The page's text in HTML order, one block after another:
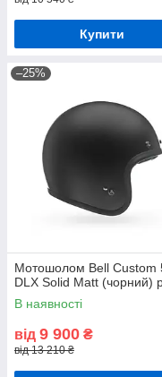
Купити
–25%
Мотошолом Bell Custom
DLX Solid Matt (чорний)
В наявності
від 9 900 ₴
від 13 210 ₴